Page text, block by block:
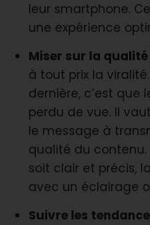
leur smartphone.
une expérience
Miser sur la qualité
à tout prix la
dernière, c’est que
perdu de vue. Il
le message à
qualité du
soit clair et précis,
avec un éclairage
Suivre les